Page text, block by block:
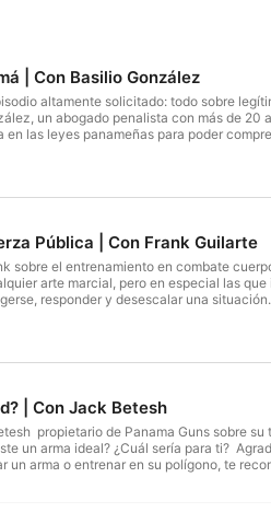
| Con Basilio González
altamente solicitado: todo sobre legítima
un abogado penalista con más de 20
las leyes panameñas para poder
táctico, recuerda que Cultura Guerrera
DE 4RMAS DE FUEGO ES UNA
REPRESENTA UN PELIGRO PARA
Pública | Con Frank Guilarte
sobre el entrenamiento en combate
arte marcial, pero en especial las
y desescalar una situación. Frank Guilarte
con distintas academias. Por último, si quieres
por PTY Tactical Solutions. Visítanos en
4RMAS DE FUEGO ES UNA GRAN
PARA USTED Y LOS QUE LO
| Con Jack Betesh
propietario de Panama Guns sobre su
un arma ideal? ¿Cuál sería para ti?
un arma o entrenar en su polígono, te
y diseña para ti. Este podcast es